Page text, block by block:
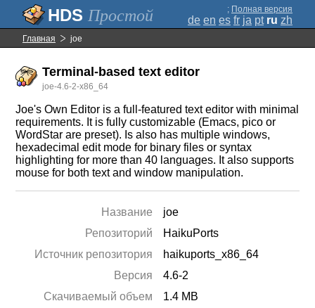
Простой ; Полная версия
de en es fr ja pt ru zh
Главная joe
Terminal-based text editor
joe-4.6-2-x86_64
Joe's Own Editor is a full-featured text editor with minimal
requirements. It is fully customizable (Emacs, pico or
WordStar are preset). Is also has multiple windows,
hexadecimal edit mode for binary files or syntax
highlighting for more than 40 languages. It also supports
mouse for both text and window manipulation.
Название
joe
Репозиторий
HaikuPorts
Источник репозитория
haikuports_x86_64
Версия
4.6-2
Скачиваемый объем
1.4 MB